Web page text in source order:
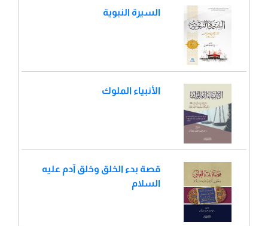
السيرة النبوية
الأنبياء الملوك
قصة بدء الخلق وخلق آدم عليه
السلام